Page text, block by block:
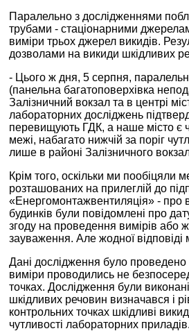
Паралельно з дослідженнями
трубами - стаціонарними
виміри трьох джерел викидів.
дозволами на викиди шкідливих
- Цього ж дня, 5 серпня,
(панельна багатоповерхівка
Залізничний вокзал та в центрі
лабораторних досліджень
перевищують ГДК, а наше місто є
межі, набагато нижчій за поріг
лише в районі Залізничного
Крім того, оскільки ми
розташованих на прилеглій до
«Енергомонтажвентиляція» - про
будинків були повідомлені про
згоду на проведення вимірів або
зауваження. Але жодної
Дані дослідження було
виміри проводились не
точках. Дослідження були
шкідливих речовин визначався і
контрольних точках шкідливі
чутливості лабораторних приладів.